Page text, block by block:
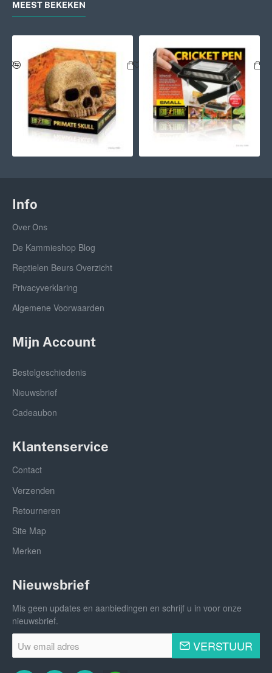
MEEST BEKEKEN
Insects 56gr
Exo Terra Cricket Penn Large Exo Terra Primate Skull
Info
Over Ons
De Kammieshop Blog
Reptielen Beurs Overzicht
Privacyverklaring
Algemene Voorwaarden
Mijn Account
Bestelgeschiedenis
Nieuwsbrief
Cadeaubon
Klantenservice
Contact
Verzenden
Retourneren
Site Map
Merken
Nieuwsbrief
Mis geen updates en aanbiedingen en schrijf u in voor onze
nieuwsbrief.
Uw
email
adres
VERSTUUR